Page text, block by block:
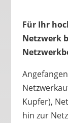
Für Ihr
Netzwerk
Kupfer),
hin zur